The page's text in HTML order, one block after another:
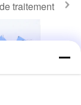
traitement